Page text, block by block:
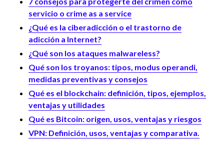
servicio o crime as a service
¿Qué es la ciberadicción o el trastorno de
adicción a Internet?
¿Qué son los ataques malwareless?
Qué son los troyanos: tipos, modus operandi,
medidas preventivas y consejos
Qué es el blockchain: definición, tipos, ejemplos,
ventajas y utilidades
Qué es Bitcoin: origen, usos, ventajas y riesgos
VPN: Definición, usos, ventajas y comparativa.